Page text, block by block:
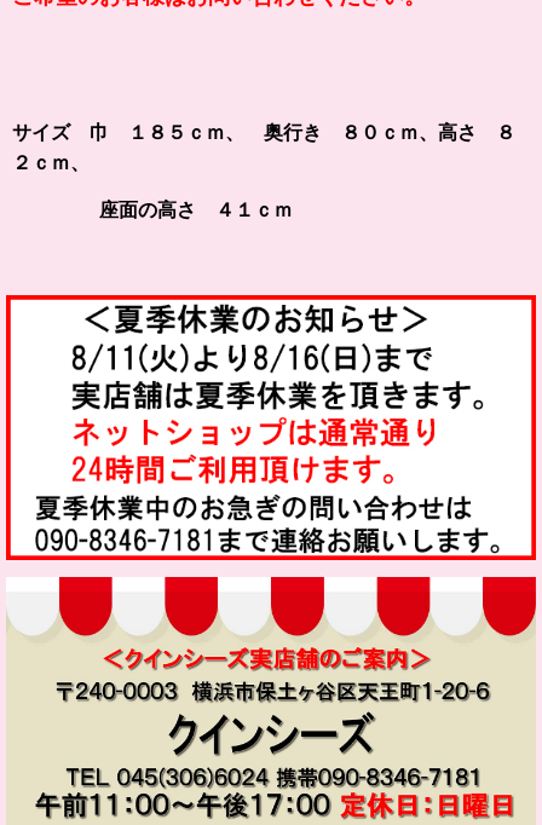
サイズ 巾 １８５ｃｍ、 奥行き ８０ｃｍ、高さ ８
２ｃｍ、
座面の高さ ４１ｃｍ